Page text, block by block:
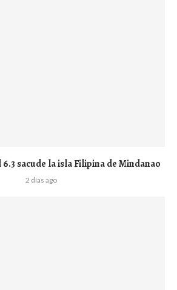
sacude la isla Filipina de Mindanao
2 días ago